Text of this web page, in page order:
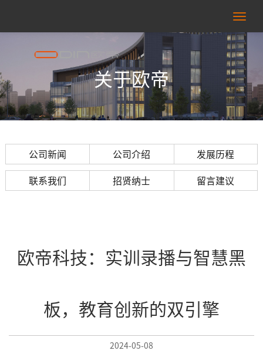
右
侧
按
钮
关于欧帝
公司新闻 公司介绍 发展历程
联系我们 招贤纳士 留言建议
欧帝科技：实训录播与智慧黑
板，教育创新的双引擎
2024-05-08